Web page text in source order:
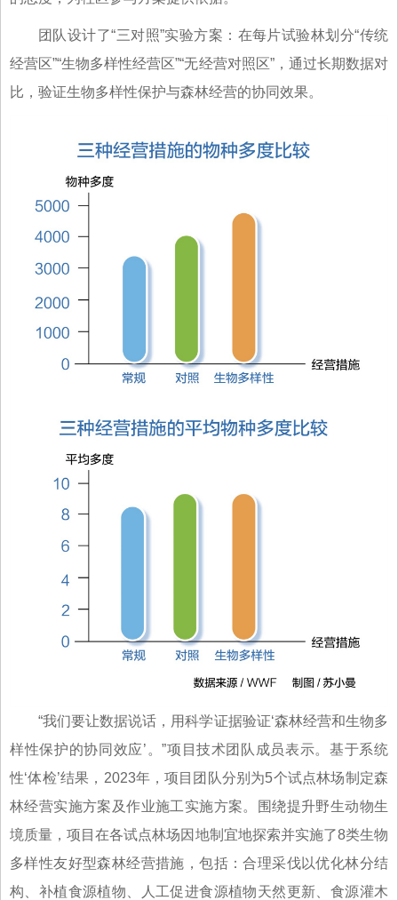
团队设计了“三对照”实验方案：在每片试验林划分“传统
经营区”“生物多样性经营区”“无经营对照区”，通过长期数据对
比，验证生物多样性保护与森林经营的协同效果。
“我们要让数据说话，用科学证据验证‘森林经营和生物多
样性保护的协同效应’。”项目技术团队成员表示。基于系统
性‘体检’结果，2023年，项目团队分别为5个试点林场制定森
林经营实施方案及作业施工实施方案。围绕提升野生动物生
境质量，项目在各试点林场因地制宜地探索并实施了8类生物
多样性友好型森林经营措施，包括：合理采伐以优化林分结
构、补植食源植物、人工促进食源植物天然更新、食源灌木